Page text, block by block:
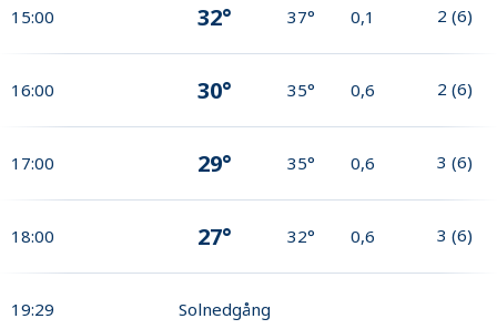
15:00 32° 37° 0,1 2 (6)
16:00 30° 35° 0,6 2 (6)
17:00 29° 35° 0,6 3 (6)
18:00 27° 32° 0,6 3 (6)
19:29 Solnedgång